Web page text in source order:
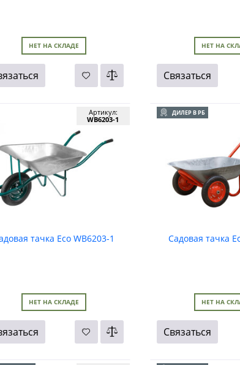
НЕТ НА СКЛАДЕ НЕТ НА
Связаться
тачка Eco WB6203-1
Артикул:
WB6203-1
НЕТ НА СКЛАДЕ
ДИЛЕР В РБ
Садовая тачка
НЕТ НА
Связаться